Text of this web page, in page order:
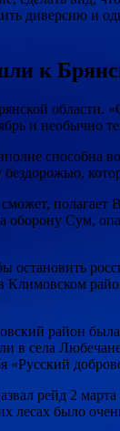
диверсию и
к
области.
и
способна
Сум,
район
села
«Русский
рейд 2
лесах было